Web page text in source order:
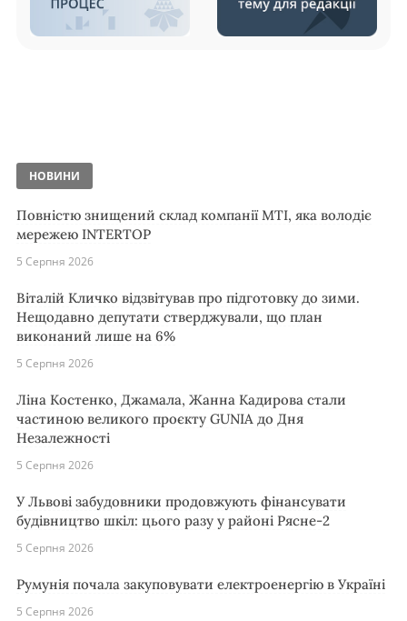
НОВИНИ
Повністю знищений склад компанії MTI, яка володіє
мережею INTERTOP
5 Серпня 2026
Віталій Кличко відзвітував про підготовку до зими.
Нещодавно депутати стверджували, що план
виконаний лише на 6%
5 Серпня 2026
Ліна Костенко, Джамала, Жанна Кадирова стали
частиною великого проєкту GUNIA до Дня
Незалежності
5 Серпня 2026
У Львові забудовники продовжують фінансувати
будівництво шкіл: цього разу у районі Рясне-2
5 Серпня 2026
Румунія почала закуповувати електроенергію в Україні
5 Серпня 2026